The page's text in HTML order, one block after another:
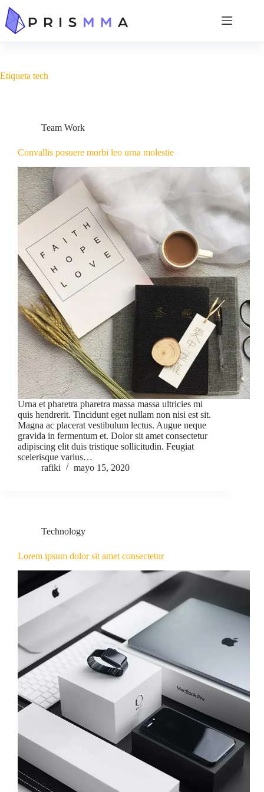
Etiqueta tech
Team Work
Convallis posuere morbi leo urna molestie
Urna et pharetra pharetra massa massa ultricies mi
quis hendrerit. Tincidunt eget nullam non nisi est sit.
Magna ac placerat vestibulum lectus. Augue neque
gravida in fermentum et. Dolor sit amet consectetur
adipiscing elit duis tristique sollicitudin. Feugiat
scelerisque varius…
rafiki
mayo 15, 2020
Technology
Lorem ipsum dolor sit amet consectetur